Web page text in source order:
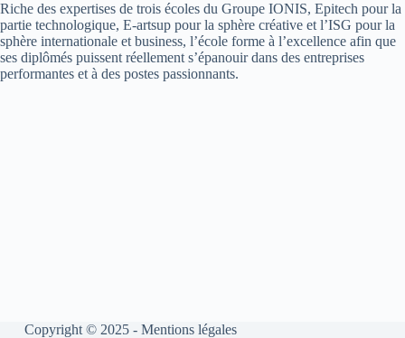
Riche des expertises de trois écoles du Groupe IONIS, Epitech pour la
partie technologique, E-artsup pour la sphère créative et l’ISG pour la
sphère internationale et business, l’école forme à l’excellence afin que
ses diplômés puissent réellement s’épanouir dans des entreprises
performantes et à des postes passionnants.
Copyright © 2025 - Mentions légales